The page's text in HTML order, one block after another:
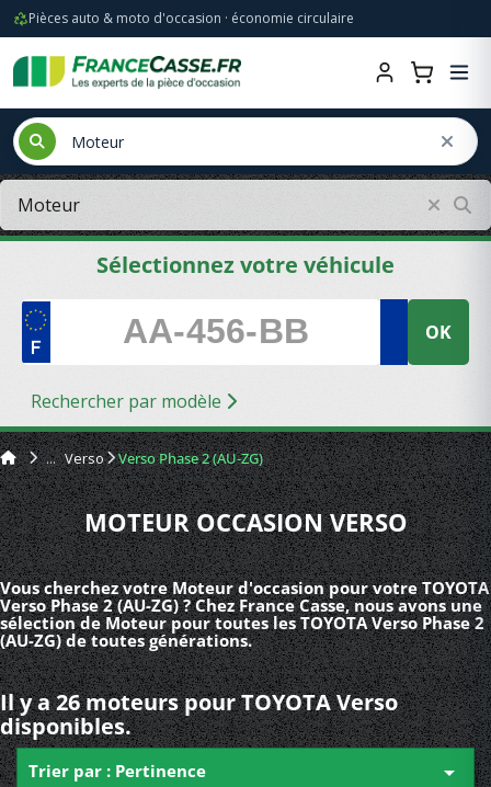
Pièces auto & moto d'occasion · économie circulaire
Sélectionnez votre véhicule
OK
Rechercher par modèle
Verso Verso Phase 2 (AU-ZG)
MOTEUR OCCASION VERSO
Vous cherchez votre Moteur d'occasion pour votre TOYOTA
Verso Phase 2 (AU-ZG) ? Chez France Casse, nous avons une
sélection de Moteur pour toutes les TOYOTA Verso Phase 2
(AU-ZG) de toutes générations.
Il y a 26 moteurs pour TOYOTA Verso
disponibles.
Trier par : Pertinence 